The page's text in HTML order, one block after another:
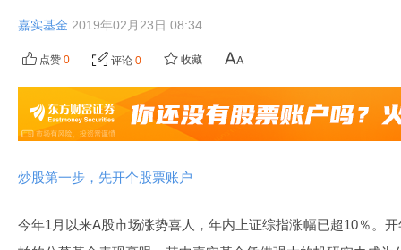
嘉实基金 2019年02月23日 08:34
点赞 0 评论 0 收藏
炒股第一步，先开个股票账户
今年1月以来A股市场涨势喜人，年内上证综指涨幅已超10％。